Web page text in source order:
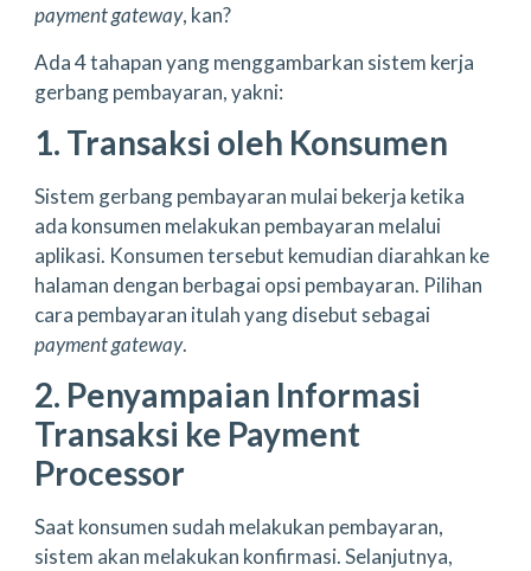
payment gateway, kan?
Ada 4 tahapan yang menggambarkan sistem kerja
gerbang pembayaran, yakni:
1. Transaksi oleh Konsumen
Sistem gerbang pembayaran mulai bekerja ketika
ada konsumen melakukan pembayaran melalui
aplikasi. Konsumen tersebut kemudian diarahkan ke
halaman dengan berbagai opsi pembayaran. Pilihan
cara pembayaran itulah yang disebut sebagai
payment gateway.
2. Penyampaian Informasi
Transaksi ke Payment
Processor
Saat konsumen sudah melakukan pembayaran,
sistem akan melakukan konfirmasi. Selanjutnya,